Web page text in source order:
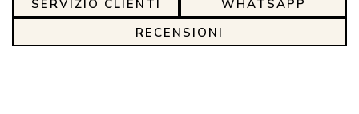
SERVIZIO CLIENTI
WHATSAPP
RECENSIONI